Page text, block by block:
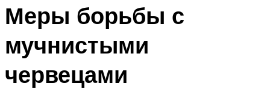
Меры борьбы с
мучнистыми
червецами